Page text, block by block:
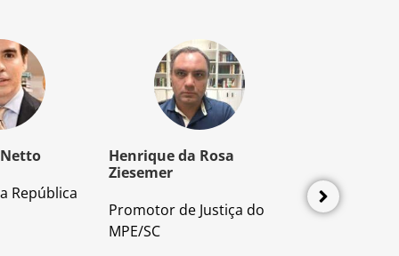
República
Henrique da Rosa
Ziesemer
Promotor de Justiça do
MPE/SC
Advogado e
Direito